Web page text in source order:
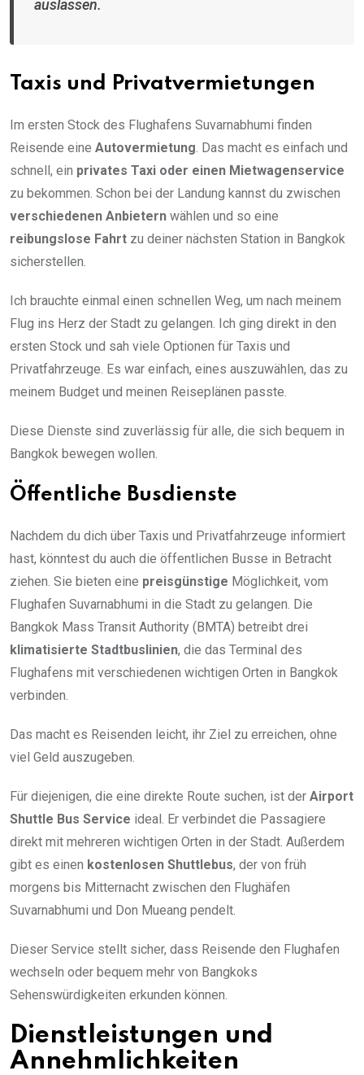
auslassen.
Taxis und Privatvermietungen
Im ersten Stock des Flughafens Suvarnabhumi finden
Reisende eine Autovermietung . Das macht es einfach und
schnell, ein privates Taxi oder einen Mietwagenservice
zu bekommen. Schon bei der Landung kannst du zwischen
verschiedenen Anbietern wählen und so eine
reibungslose Fahrt zu deiner nächsten Station in Bangkok
sicherstellen.
Ich brauchte einmal einen schnellen Weg, um nach meinem
Flug ins Herz der Stadt zu gelangen. Ich ging direkt in den
ersten Stock und sah viele Optionen für Taxis und
Privatfahrzeuge. Es war einfach, eines auszuwählen, das zu
meinem Budget und meinen Reiseplänen passte.
Diese Dienste sind zuverlässig für alle, die sich bequem in
Bangkok bewegen wollen.
Öffentliche Busdienste
Nachdem du dich über Taxis und Privatfahrzeuge informiert
hast, könntest du auch die öffentlichen Busse in Betracht
ziehen. Sie bieten eine preisgünstige Möglichkeit, vom
Flughafen Suvarnabhumi in die Stadt zu gelangen. Die
Bangkok Mass Transit Authority (BMTA) betreibt drei
klimatisierte Stadtbuslinien, die das Terminal des
Flughafens mit verschiedenen wichtigen Orten in Bangkok
verbinden.
Das macht es Reisenden leicht, ihr Ziel zu erreichen, ohne
viel Geld auszugeben.
Für diejenigen, die eine direkte Route suchen, ist der Airport
Shuttle Bus Service ideal. Er verbindet die Passagiere
direkt mit mehreren wichtigen Orten in der Stadt. Außerdem
gibt es einen kostenlosen Shuttlebus, der von früh
morgens bis Mitternacht zwischen den Flughäfen
Suvarnabhumi und Don Mueang pendelt.
Dieser Service stellt sicher, dass Reisende den Flughafen
wechseln oder bequem mehr von Bangkoks
Sehenswürdigkeiten erkunden können.
Dienstleistungen und
Annehmlichkeiten